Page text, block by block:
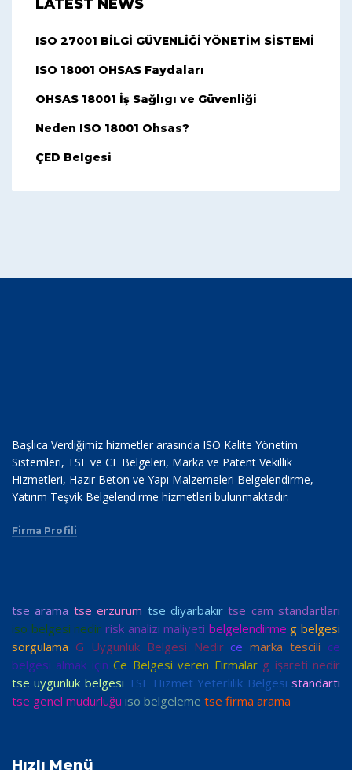
LATEST NEWS
ISO 27001 BİLGİ GÜVENLİĞİ YÖNETİM SİSTEMİ
ISO 18001 OHSAS Faydaları
OHSAS 18001 İş Sağlıgı ve Güvenliği
Neden ISO 18001 Ohsas?
ÇED Belgesi
Başlıca Verdiğimiz hizmetler arasında ISO Kalite Yönetim
Sistemleri, TSE ve CE Belgeleri, Marka ve Patent Vekillik
Hizmetleri, Hazır Beton ve Yapı Malzemeleri Belgelendirme,
Yatırım Teşvik Belgelendirme hizmetleri bulunmaktadır.
Firma Profili
tse arama tse erzurum tse diyarbakır tse cam standartları
iso belgesi nedir risk analizi maliyeti belgelendirme g belgesi
sorgulama G Uygunluk Belgesi Nedir ce marka tescili ce
belgesi almak için Ce Belgesi veren Firmalar g işareti nedir
tse uygunluk belgesi TSE Hizmet Yeterlilik Belgesi standartı
tse genel müdürlüğü iso belgeleme tse firma arama
Hızlı Menü